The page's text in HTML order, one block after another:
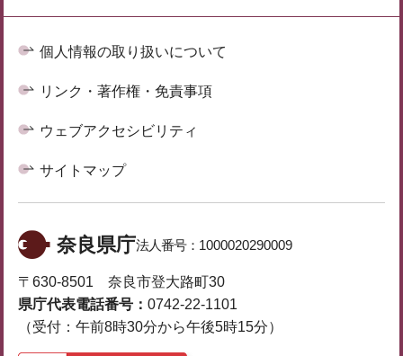
個人情報の取り扱いについて
リンク・著作権・免責事項
ウェブアクセシビリティ
サイトマップ
奈良県庁法人番号： 1000020290009
〒630-8501 奈良市登大路町30
県庁代表電話番号： 0742-22-1101
（受付：午前8時30分から午後5時15分）